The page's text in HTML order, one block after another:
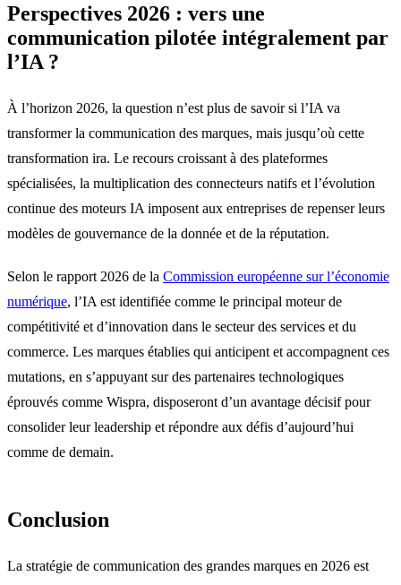
Perspectives 2026 : vers une
communication pilotée intégralement par
l’IA ?
À l’horizon 2026, la question n’est plus de savoir si l’IA va
transformer la communication des marques, mais jusqu’où cette
transformation ira. Le recours croissant à des plateformes
spécialisées, la multiplication des connecteurs natifs et l’évolution
continue des moteurs IA imposent aux entreprises de repenser leurs
modèles de gouvernance de la donnée et de la réputation.
Selon le rapport 2026 de la Commission européenne sur l’économie
numérique, l’IA est identifiée comme le principal moteur de
compétitivité et d’innovation dans le secteur des services et du
commerce. Les marques établies qui anticipent et accompagnent ces
mutations, en s’appuyant sur des partenaires technologiques
éprouvés comme Wispra, disposeront d’un avantage décisif pour
consolider leur leadership et répondre aux défis d’aujourd’hui
comme de demain.
Conclusion
La stratégie de communication des grandes marques en 2026 est